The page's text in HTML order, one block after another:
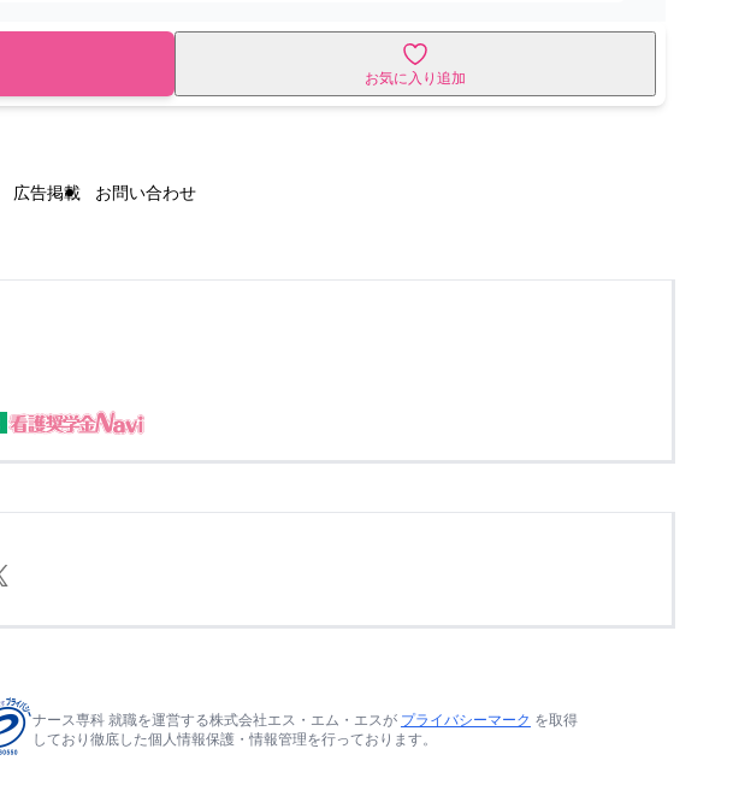
お気に入り追加
広告掲載 お問い合わせ
ナース専科 就職を運営する株式会社エス・エム・エスが プライバシーマーク を取得
しており徹底した個人情報保護・情報管理を行っております。